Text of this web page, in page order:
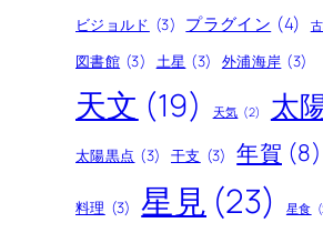
ビジョルド (3) プラグイン (4)
図書館 (3) 土星 (3) 外浦海岸 (3)
天文 (19) 天気 (2) 太
太陽黒点 (3) 干支 (3) 年賀 (8)
料理 (3) 星見 (23) 星食